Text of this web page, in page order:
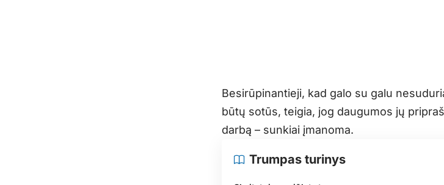
Besirūpinantieji, kad galo su galu
būtų sotūs, teigia, jog daugumos jų
darbą – sunkiai įmanoma.
Trumpas turinys